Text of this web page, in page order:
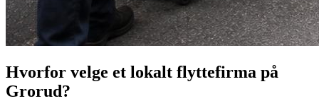
Hvorfor velge et lokalt flyttefirma på
Grorud?